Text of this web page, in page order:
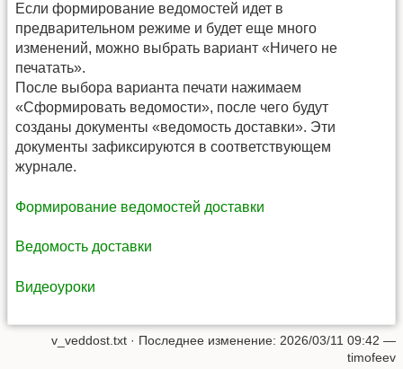
Если формирование ведомостей идет в
предварительном режиме и будет еще много
изменений, можно выбрать вариант «Ничего не
печатать».
После выбора варианта печати нажимаем
«Сформировать ведомости», после чего будут
созданы документы «ведомость доставки». Эти
документы зафиксируются в соответствующем
журнале.
Формирование ведомостей доставки
Ведомость доставки
Видеоуроки
v_veddost.txt · Последнее изменение: 2026/03/11 09:42 —
timofeev